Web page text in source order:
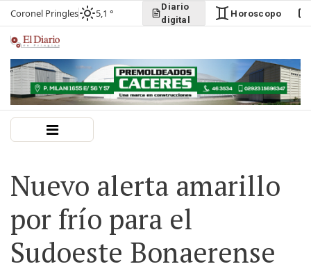
Coronel Pringles 5,1 °
Diario
digital
Horoscopo
Nuevo alerta amarillo
por frío para el
Sudoeste Bonaerense